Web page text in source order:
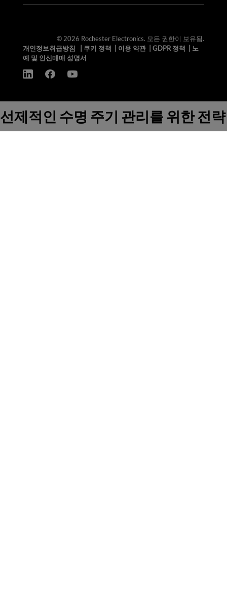
© 2026 Rochester Electronics. 모든 권한이 보유됨.
개인정보취급방침
쿠키 정책 이용 약관| GDPR 정책
노
예 및 인신매매 성명서
선제적인 수명 주기 관리를 위한 전략